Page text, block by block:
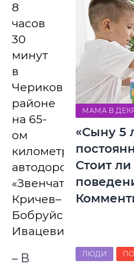
8
часов
30
минут
в
Чериковском
районе
на 65-
ом
километре
автодороги
«Звенчатка–
Кричев–
Бобруйск–
Ивацевичи».
– В
МАМА В
«Сыну 5
Стоит ли
ЛЮДИ